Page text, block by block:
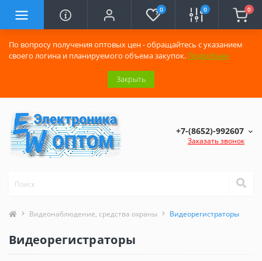
По вопросу получения оптовых цен - обращайтесь с указанием
своего логина и планируемого объема закупок. Подробнее
Закрыть
0 0 0
+7-(8652)-992607
Заказать звонок
Видеонаблюдение, средства охраны Видеорегистраторы
Видеорегистраторы